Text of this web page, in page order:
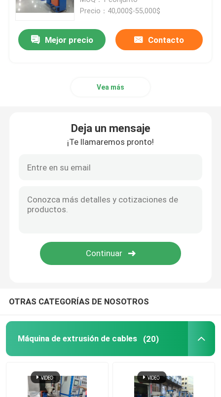
Cable que tuerce la máquina
máquina de enrollar cables
Máquina de soldadura de cobre
Cortadora del laser
Cables de cableado
Líneas CCV
Precio：40,000$-55,000$
Mejor precio Contacto
Vea más
Deja un mensaje
¡Te llamaremos pronto!
OTRAS CATEGORÍAS DE NOSOTROS
Máquina de extrusión de cables (20)